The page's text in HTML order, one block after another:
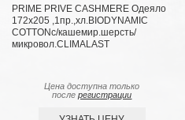
PRIME PRIVE CASHMERE Одеяло
172х205 ,1пр.,хл.BIODYNAMIC
COTTONc/кашемир.шерсть/
микровол.CLIMALAST
Цена доступна только
послерегистрации